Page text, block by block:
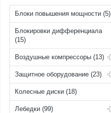
Блоки повышения мощности (5)
Блокировки дифференциала
(15)
Воздушные компрессоры (13)
Защитное оборудование (23)
Колесные диски (18)
Лебедки (99)